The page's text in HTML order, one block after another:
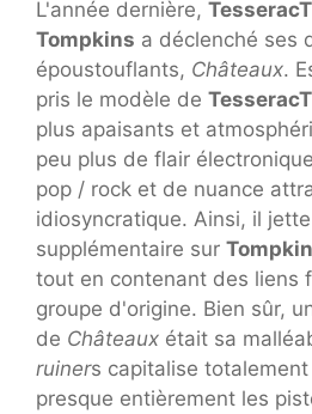
L'année dernière, TesseracT
Tompkins a déclenché ses
époustouflants, Châteaux.
pris le modèle de TesseracT
plus apaisants et
peu plus de flair
pop / rock et de nuance
idiosyncratique. Ainsi, il
supplémentaire sur
tout en contenant des liens
groupe d'origine. Bien sûr,
de Châteaux était sa
ruiners capitalise totalement
presque entièrement les